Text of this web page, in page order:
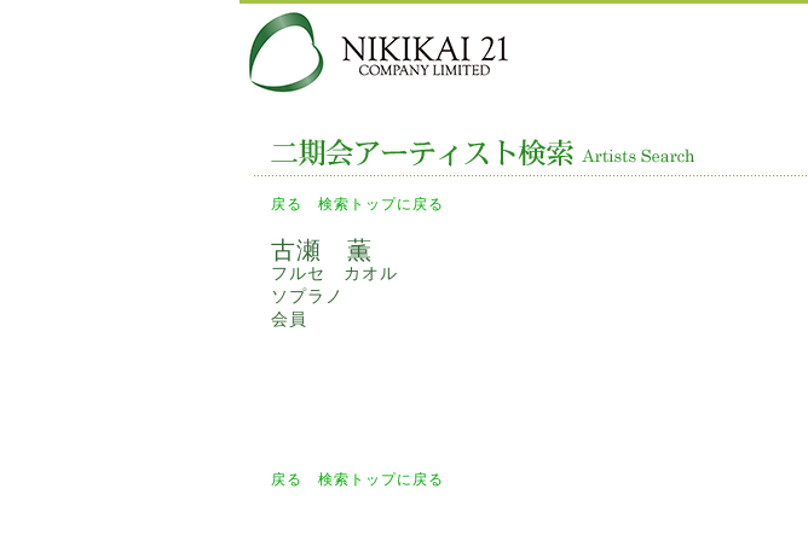
戻る 検索トップに戻る
古瀬 薫
フルセ カオル
ソプラノ
会員
戻る 検索トップに戻る